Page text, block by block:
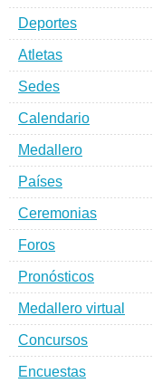
Deportes
Atletas
Sedes
Calendario
Medallero
Países
Ceremonias
Foros
Pronósticos
Medallero virtual
Concursos
Encuestas